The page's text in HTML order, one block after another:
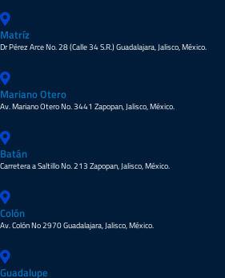
Matríz
Dr Pérez Arce No. 28 (Calle 34 S.R.) Guadalajara, Jalisco, México.
Mariano Otero
Av. Mariano Otero No. 3441 Zapopan, Jalisco, México.
Batán
Carretera a Saltillo No. 213 Zapopan, Jalisco, México.
Colón
Av. Colón No 2970 Guadalajara, Jalisco, México.
Guadalupe